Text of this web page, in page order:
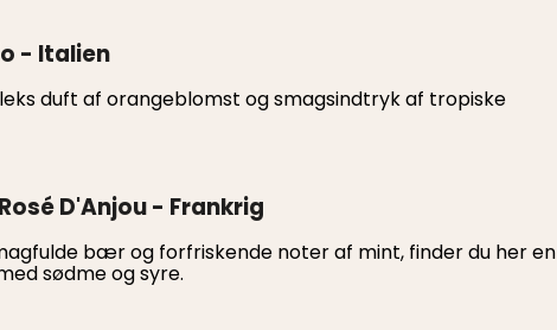
- Italien
duft af orangeblomst og smagsindtryk af tropiske
D'Anjou - Frankrig
bær og forfriskende noter af mint, finder du her en
sødme og syre.